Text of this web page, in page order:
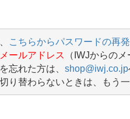
こちらからパスワードの再
ールアドレス （IWJからの
を忘れた方は、 shop@iwj.co.jp
り替わらないときは、もう